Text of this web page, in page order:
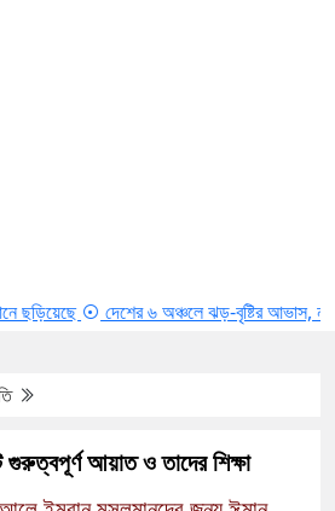
দেশের ৬ অঞ্চলে ঝড়-বৃষ্টির আভাস, নদীবন্দরে
আয়াত ও তাদের শিক্ষা